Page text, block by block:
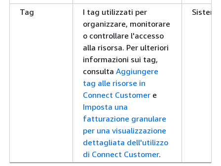
Tag
I tag utilizzati per
organizzare, monitorare
o controllare l'accesso
alla risorsa. Per ulteriori
informazioni sui tag,
consulta Aggiungere
tag alle risorse in
Connect Customer e
Imposta una
fatturazione granulare
per una visualizzazione
dettagliata dell'utilizzo
di Connect Customer.
Sistema